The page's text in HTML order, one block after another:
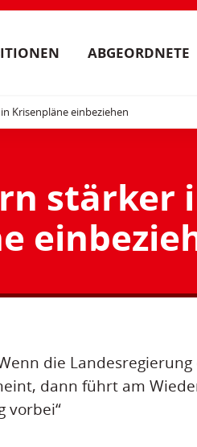
ABGEORDNETE
Krisenpläne einbeziehen
stärker
die
dann führt am
vorbei“